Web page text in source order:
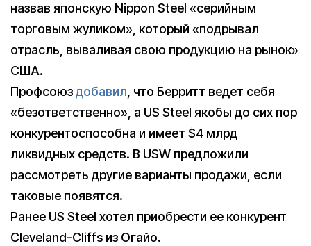
назвав японскую Nippon Steel «серийным
торговым жуликом», который «подрывал
отрасль, вываливая свою продукцию на рынок»
США.
Профсоюздобавил, что Берритт ведет себя
«безответственно», а US Steel якобы до сих пор
конкурентоспособна и имеет $4 млрд
ликвидных средств. В USW предложили
рассмотреть другие варианты продажи, если
таковые появятся.
Ранее US Steel хотел приобрести ее конкурент
Cleveland-Cliffs из Огайо.